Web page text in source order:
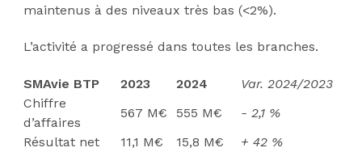
maintenus à des niveaux très bas (<2%).
L’activité a progressé dans toutes les branches.
SMAvie BTP 2023 2024
Var. 2024/2023
Chiffre
d’affaires
567 M€ 555 M€
- 2,1 %
Résultat net
11,1 M€ 15,8 M€
+ 42 %